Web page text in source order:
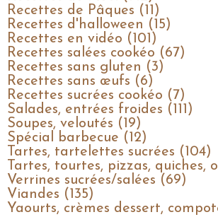
Recettes de Pâques (11)
Recettes d'halloween (15)
Recettes en vidéo (101)
Recettes salées cookéo (67)
Recettes sans gluten (3)
Recettes sans œufs (6)
Recettes sucrées cookéo (7)
Salades, entrées froides (111)
Soupes, veloutés (19)
Spécial barbecue (12)
Tartes, tartelettes sucrées (104)
Tartes, tourtes, pizzas, quiches,
Verrines sucrées/salées (69)
Viandes (135)
Yaourts, crèmes dessert,